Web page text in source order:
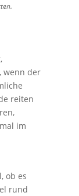
wenn der
reiten
im
ob es
rund